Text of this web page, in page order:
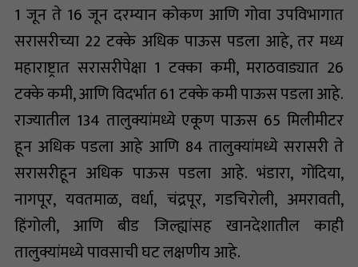
1 जून ते 16 जून दरम्यान कोकण आणि गोवा उपविभागात
सरासरीच्या 22 टक्के अधिक पाऊस पडला आहे, तर मध्य
महाराष्ट्रात सरासरीपेक्षा 1 टक्का कमी, मराठवाड्यात 26
टक्के कमी, आणि विदर्भात 61 टक्के कमी पाऊस पडला आहे.
राज्यातील 134 तालुक्यांमध्ये एकूण पाऊस 65 मिलीमीटर
हून अधिक पडला आहे आणि 84 तालुक्यांमध्ये सरासरी ते
सरासरीहून अधिक पाऊस पडला आहे. भंडारा, गोंदिया,
नागपूर, यवतमाळ, वर्धा, चंद्रपूर, गडचिरोली, अमरावती,
हिंगोली, आणि बीड जिल्ह्यांसह खानदेशातील काही
तालुक्यांमध्ये पावसाची घट लक्षणीय आहे.